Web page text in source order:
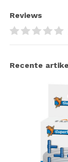
Reviews
Recente